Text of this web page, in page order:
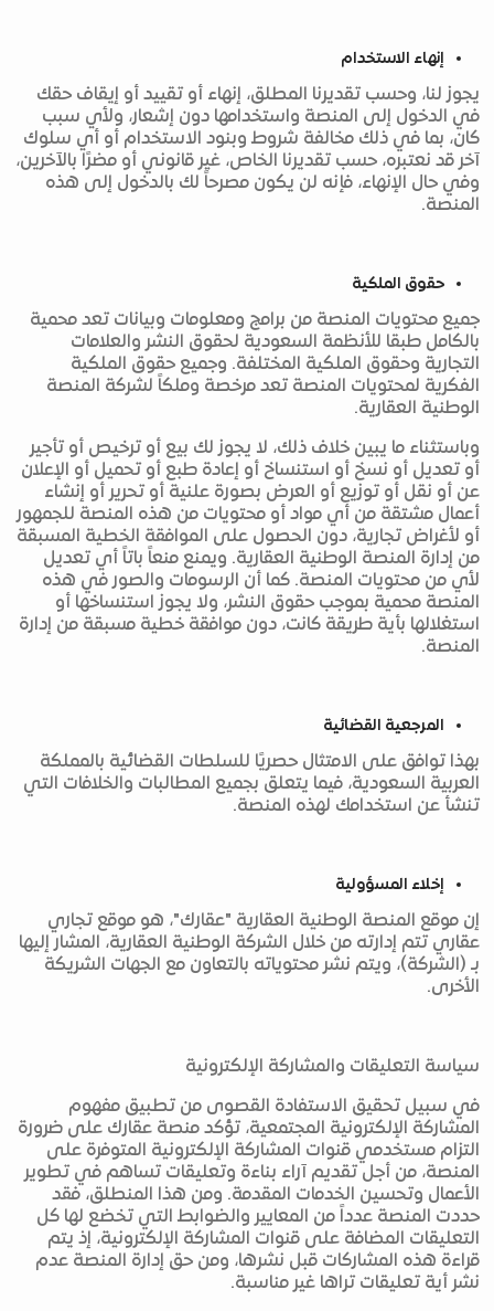
إنهاء الاستخدام
يجوز لنا، وحسب تقديرنا المطلق، إنهاء أو تقييد أو إيقاف حقك
في الدخول إلى المنصة واستخدامها دون إشعار، ولأي سبب
كان، بما في ذلك مخالفة شروط وبنود الاستخدام أو أي سلوك
آخر قد نعتبره، حسب تقديرنا الخاص، غير قانوني أو مضرًا بالآخرين،
وفي حال الإنهاء، فإنه لن يكون مصرحاً لك بالدخول إلى هذه
المنصة.
حقوق الملكية
جميع محتويات المنصة من برامج ومعلومات وبيانات تعد محمية
بالكامل طبقا للأنظمة السعودية لحقوق النشر والعلامات
التجارية وحقوق الملكية المختلفة. وجميع حقوق الملكية
الفكرية لمحتويات المنصة تعد مرخصة وملكاً لشركة المنصة
الوطنية العقارية.
وباستثناء ما يبين خلاف ذلك، لا يجوز لك بيع أو ترخيص أو تأجير
أو تعديل أو نسخ أو استنساخ أو إعادة طبع أو تحميل أو الإعلان
عن أو نقل أو توزيع أو العرض بصورة علنية أو تحرير أو إنشاء
أعمال مشتقة من أي مواد أو محتويات من هذه المنصة للجمهور
أو لأغراض تجارية، دون الحصول على الموافقة الخطية المسبقة
من إدارة المنصة الوطنية العقارية. ويمنع منعاً باتاً أي تعديل
لأي من محتويات المنصة. كما أن الرسومات والصور في هذه
المنصة محمية بموجب حقوق النشر، ولا يجوز استنساخها أو
استغلالها بأية طريقة كانت، دون موافقة خطية مسبقة من إدارة
المنصة.
المرجعية القضائية
بهذا توافق على الامتثال حصريًا للسلطات القضائية بالمملكة
العربية السعودية، فيما يتعلق بجميع المطالبات والخلافات التي
تنشأ عن استخدامك لهذه المنصة.
إخلاء المسؤولية
إن موقع المنصة الوطنية العقارية "عقارك"، هو موقع تجاري
عقاري تتم إدارته من خلال الشركة الوطنية العقارية، المشار إليها
بـ (الشركة)، ويتم نشر محتوياته بالتعاون مع الجهات الشريكة
الأخرى.
سياسة التعليقات والمشاركة الإلكترونية
في سبيل تحقيق الاستفادة القصوى من تطبيق مفهوم
المشاركة الإلكترونية المجتمعية، تؤكد منصة عقارك على ضرورة
التزام مستخدمي قنوات المشاركة الإلكترونية المتوفرة على
المنصة، من أجل تقديم آراء بناءة وتعليقات تساهم في تطوير
الأعمال وتحسين الخدمات المقدمة. ومن هذا المنطلق، فقد
حددت المنصة عدداً من المعايير والضوابط التي تخضع لها كل
التعليقات المضافة على قنوات المشاركة الإلكترونية، إذ يتم
قراءة هذه المشاركات قبل نشرها، ومن حق إدارة المنصة عدم
نشر أية تعليقات تراها غير مناسبة.